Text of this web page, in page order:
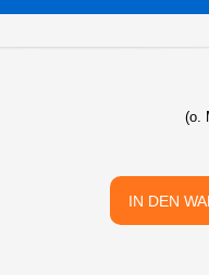
(o.
IN DEN